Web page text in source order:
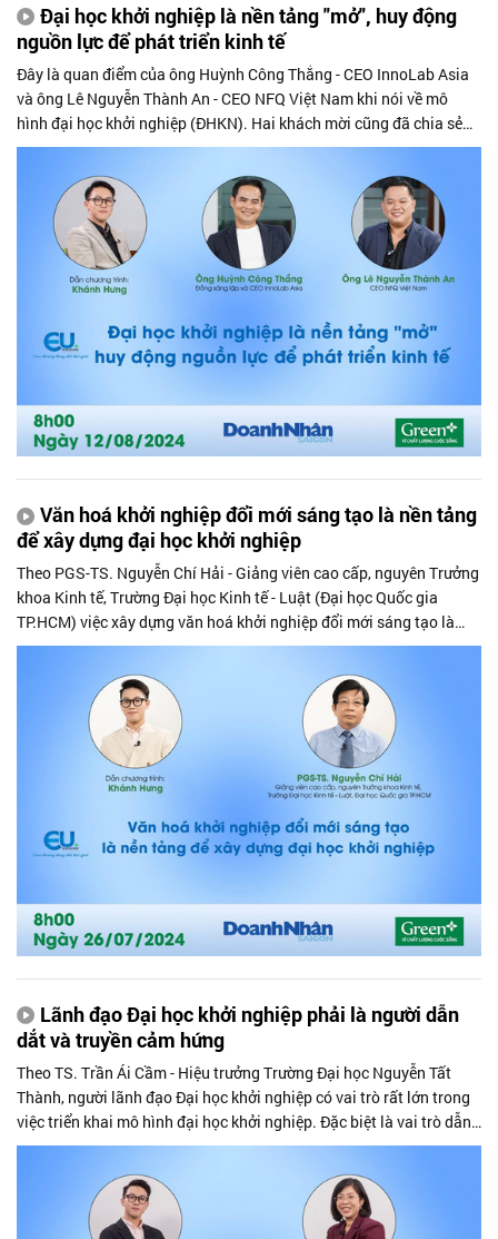
Đại học khởi nghiệp là nền tảng "mở", huy động
nguồn lực để phát triển kinh tế
Đây là quan điểm của ông Huỳnh Công Thắng - CEO InnoLab Asia
và ông Lê Nguyễn Thành An - CEO NFQ Việt Nam khi nói về mô
hình đại học khởi nghiệp (ĐHKN). Hai khách mời cũng đã chia sẻ
những cách làm hiệu quả của các trường đại học tiên tiến trên thế
giới để các trường đại học Việt Nam có thể tham khảo khi xây dựng
ĐHKN.
Văn hoá khởi nghiệp đổi mới sáng tạo là nền tảng
để xây dựng đại học khởi nghiệp
Theo PGS-TS. Nguyễn Chí Hải - Giảng viên cao cấp, nguyên Trưởng
khoa Kinh tế, Trường Đại học Kinh tế - Luật (Đại học Quốc gia
TP.HCM) việc xây dựng văn hoá khởi nghiệp đổi mới sáng tạo là
điểm khởi đầu, nền tảng cho sự hình thành và phát triển của các
trường đại học khởi nghiệp, qua đó, góp phần thúc đẩy sự phát
triển lâu dài, bền vững cho nền kinh tế quốc gia.
Lãnh đạo Đại học khởi nghiệp phải là người dẫn
dắt và truyền cảm hứng
Theo TS. Trần Ái Cầm - Hiệu trưởng Trường Đại học Nguyễn Tất
Thành, người lãnh đạo Đại học khởi nghiệp có vai trò rất lớn trong
việc triển khai mô hình đại học khởi nghiệp. Đặc biệt là vai trò dẫn
dắt và truyền cảm hứng.